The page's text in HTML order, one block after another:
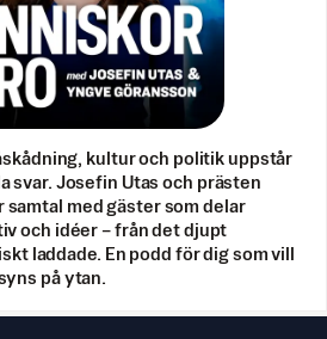
kultur och politik uppstår
svar. Josefin Utas och prästen
samtal med gäster som delar
och idéer – från det djupt
laddade. En podd för dig som vill
på ytan.